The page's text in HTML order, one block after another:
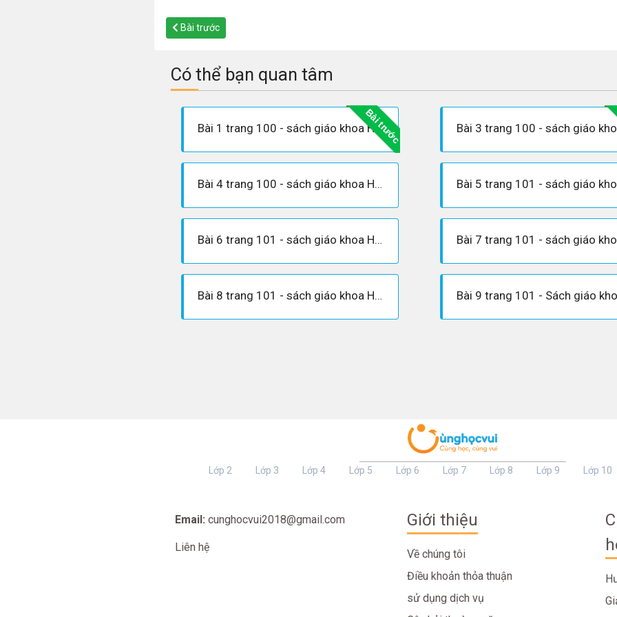
Bài trước
Có thể bạn quan tâm
Bài trước
Bài 1 trang 100 - sách giáo khoa Hóa 12
Bài 4 trang 100 - sách giáo khoa Hóa 12
Bài 6 trang 101 - sách giáo khoa Hóa 12
Bài 8 trang 101 - sách giáo khoa Hóa 12
Lớp 2 Lớp 3 Lớp 4 Lớp 5 Lớp 6 Lớp 7 Lớp 8 Lớp 9 Lớp 10
Email: cunghocvui2018@gmail.com
Liên hệ
Giới thiệu
Về chúng tôi
Điều khoản thỏa thuận
sử dụng dịch vụ